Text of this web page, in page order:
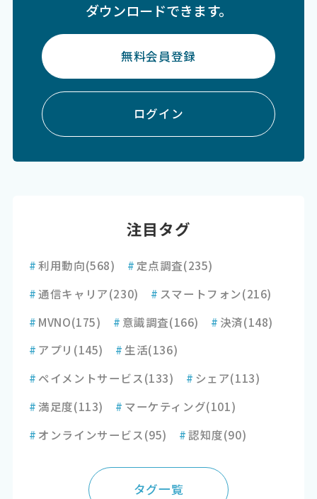
ダウンロードできます。
無料会員登録
ログイン
注目タグ
#利用動向(568) # 定点調査(235)
#通信キャリア(230) # スマートフォン(216)
# MVNO(175) # 意識調査(166) # 決済(148)
# アプリ (145) # 生活(136)
# ペイメントサービス(133) # シェア(113)
#満足度(113) # マーケティング(101)
# オンラインサービス(95) #認知度(90)
タグ一覧